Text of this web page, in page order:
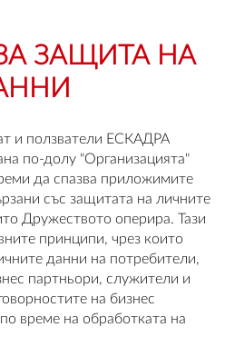
ЗАЩИТА НА
и ползватели ЕСКАДРА
по-долу "Организацията"
да спазва приложимите
със защитата на личните
Дружеството оперира. Тази
принципи, чрез които
данни на потребители,
партньори, служители и
на бизнес
време на обработката на